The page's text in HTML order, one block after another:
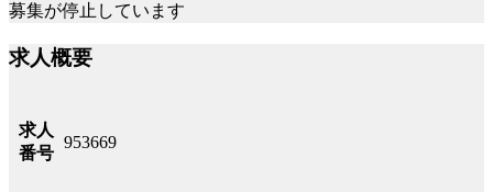
募集が停止しています
求人概要
求人
番号
953669